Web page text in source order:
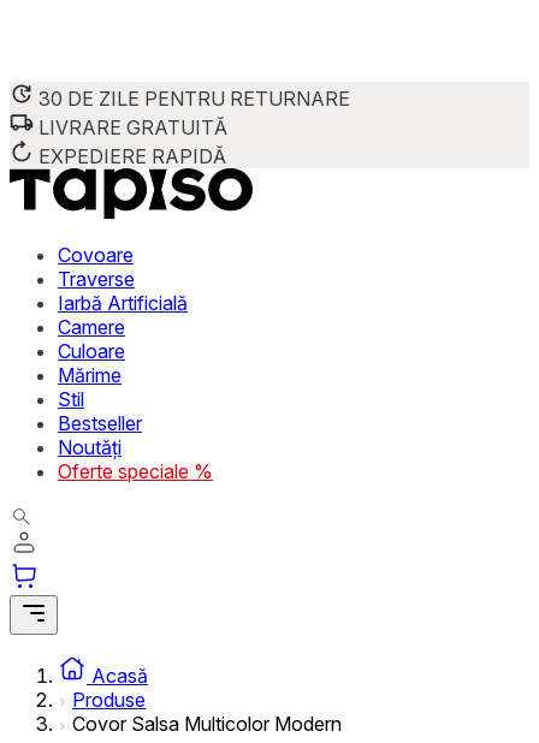
30 DE ZILE PENTRU RETURNARE
LIVRARE GRATUITĂ
EXPEDIERE RAPIDĂ
Covoare
Traverse
Iarbă Artificială
Camere
Culoare
Mărime
Stil
Bestseller
Noutăți
Oferte speciale %
Acasă
Produse
Covor Salsa Multicolor Modern
Folosim cookie-uri pentru a personaliza conținutul și
Împărtășim informații despre modul în care utilizezi
combina aceste informații cu alte date primite de la tine
stochează date care permit identificarea persoanei.
preferată sau regiunea în care se află utilizatorul.
Statistică
interesante pentru utilizatori și, astfel, mai valoroase
Cookie-urile neclasificate